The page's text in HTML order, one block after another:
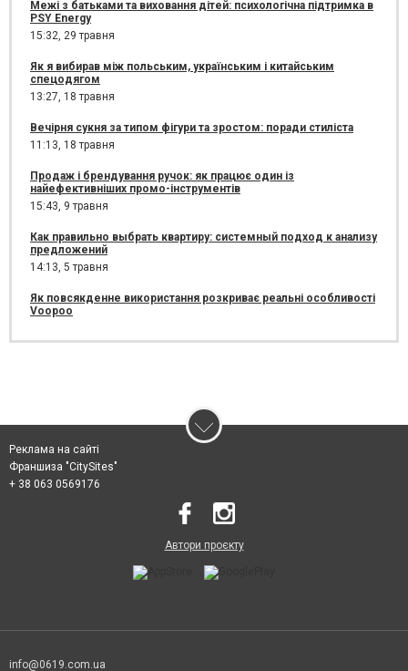
Межі з батьками та виховання дітей: психологічна підтримка в
PSY Energy
15:32, 29 травня
Як я вибирав між польським, українським і китайським
спецодягом
13:27, 18 травня
Вечірня сукня за типом фігури та зростом: поради стиліста
11:13, 18 травня
Продаж і брендування ручок: як працює один із
найефективніших промо-інструментів
15:43, 9 травня
Как правильно выбрать квартиру: системный подход к анализу
предложений
14:13, 5 травня
Як повсякденне використання розкриває реальні особливості
Voopoo
Реклама на сайті
Франшиза "CitySites"
+ 38 063 0569176
Автори проєкту
info@0619.com.ua